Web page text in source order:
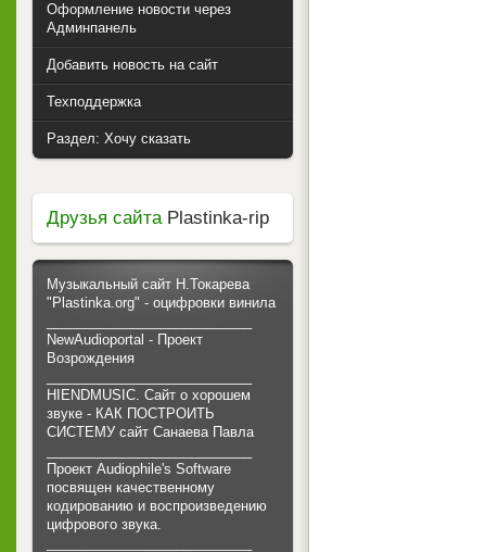
Оформление новости через
Админпанель
Добавить новость на сайт
Техподдержка
Раздел: Хочу сказать
Друзья сайтаPlastinka-rip
Музыкальный сайт Н.Токарева
"Plastinka.org" - оцифровки винила
NewAudioportal - Проект
Возрождения
HIENDMUSIC. Сайт о хорошем
звуке - КАК ПОСТРОИТЬ
СИСТЕМУ сайт Санаева Павла
Проект Audiophile's Software
посвящен качественному
кодированию и воспроизведению
цифрового звука.